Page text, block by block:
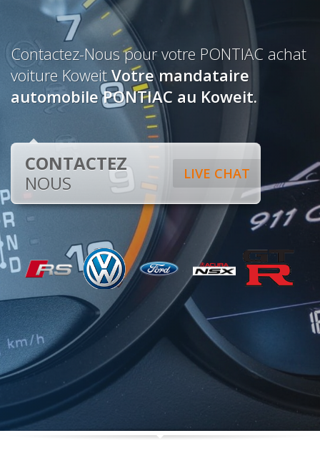
Contactez-Nous pour votre PONTIAC achat
voiture KoweitVotre mandataire
automobile PONTIAC au Koweit.
LIVE CHAT
CONTACTEZ
NOUS